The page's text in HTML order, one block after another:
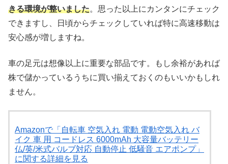
きる環境が整いました。思った以上にカンタンにチェック
できますし、日頃からチェックしていれば特に高速移動は
安心感が増しますね。
車の足元は想像以上に重要な部品です。もし余裕があれば
株で儲かっているうちに買い揃えておくのもいいかもしれ
ません。
Amazonで「自転車 空気入れ 電動 電動空気入れ バ
イク 車 用 コードレス 6000mAh 大容量バッテリー
仏/英/米式バルブ対応 自動停止 低騒音 エアポンプ」
に関する詳細を見る